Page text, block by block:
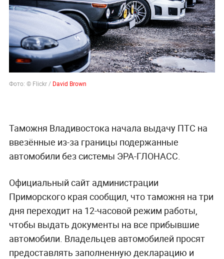
Фото: © Flickr / David Brown
Таможня Владивостока начала выдачу ПТС на
ввезённые из-за границы подержанные
автомобили без системы ЭРА-ГЛОНАСС.
Официальный сайт администрации
Приморского края сообщил, что таможня на три
дня переходит на 12-часовой режим работы,
чтобы выдать документы на все прибывшие
автомобили. Владельцев автомобилей просят
предоставлять заполненную декларацию и